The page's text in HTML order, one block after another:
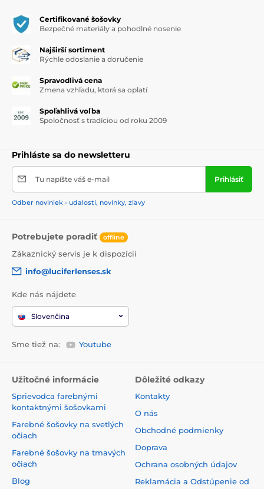
Certifikované šošovky
Bezpečné materiály a pohodlné nosenie
Najširší sortiment
Rýchle odoslanie a doručenie
Spravodlivá cena
Zmena vzhľadu, ktorá sa oplatí
Spoľahlivá voľba
Spoločnosť s tradíciou od roku 2009
Prihláste sa do newsletteru
Tu napíšte váš e-mail Prihlásiť
Odber noviniek - udalosti, novinky, zľavy
Potrebujete poradiť offline
Zákaznický servis je k dispozícii
info@luciferlenses.sk
Kde nás nájdete
Slovenčina
Sme tiež na: Youtube
Užitočné informácie
Sprievodca farebnými
kontaktnými šošovkami
Farebné šošovky na svetlých
očiach
Farebné šošovky na tmavých
očiach
Blog
Dôležité odkazy
Kontakty
O nás
Obchodné podmienky
Doprava
Ochrana osobných údajov
Reklamácia a Odstúpenie od